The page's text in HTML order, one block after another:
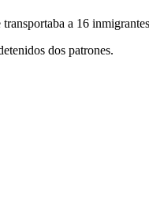
a 16
dos patrones.